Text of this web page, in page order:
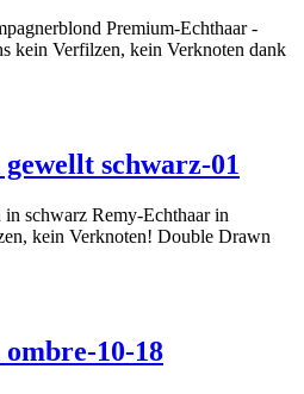
Premium-Echthaar -
kein Verfilzen, kein Verknoten dank
schwarz-01
in schwarz Remy-Echthaar in
kein Verknoten! Double Drawn
10-18